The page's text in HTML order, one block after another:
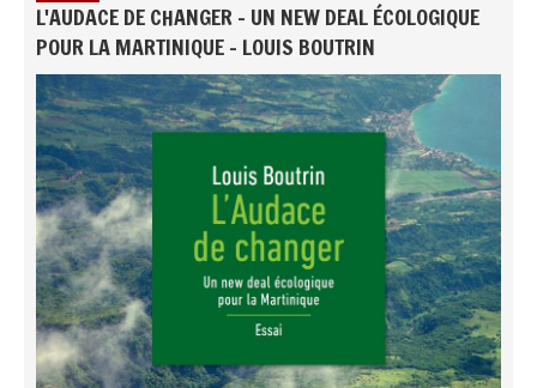
L'AUDACE DE CHANGER - UN NEW DEAL ÉCOLOGIQUE
POUR LA MARTINIQUE - LOUIS BOUTRIN